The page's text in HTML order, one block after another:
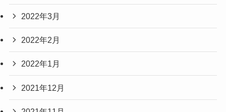
2022年3月
2022年2月
2022年1月
2021年12月